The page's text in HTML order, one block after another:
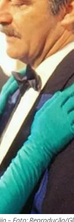
– Foto: Reprodução/